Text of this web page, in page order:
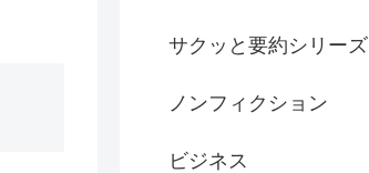
サクッと要約シリーズ
ノンフィクション
ビジネス